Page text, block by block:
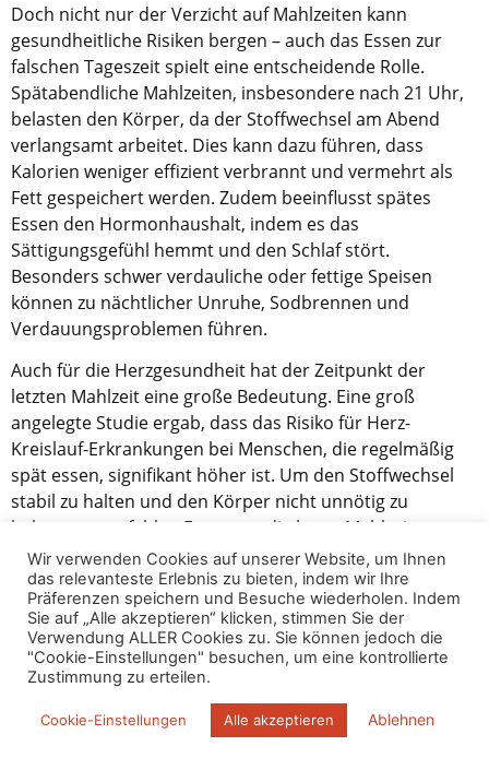
Doch nicht nur der Verzicht auf Mahlzeiten kann
gesundheitliche Risiken bergen – auch das Essen zur
falschen Tageszeit spielt eine entscheidende Rolle.
Spätabendliche Mahlzeiten, insbesondere nach 21 Uhr,
belasten den Körper, da der Stoffwechsel am Abend
verlangsamt arbeitet. Dies kann dazu führen, dass
Kalorien weniger effizient verbrannt und vermehrt als
Fett gespeichert werden. Zudem beeinflusst spätes
Essen den Hormonhaushalt, indem es das
Sättigungsgefühl hemmt und den Schlaf stört.
Besonders schwer verdauliche oder fettige Speisen
können zu nächtlicher Unruhe, Sodbrennen und
Verdauungsproblemen führen.
Auch für die Herzgesundheit hat der Zeitpunkt der
letzten Mahlzeit eine große Bedeutung. Eine groß
angelegte Studie ergab, dass das Risiko für Herz-
Kreislauf-Erkrankungen bei Menschen, die regelmäßig
spät essen, signifikant höher ist. Um den Stoffwechsel
stabil zu halten und den Körper nicht unnötig zu
belasten, empfehlen Experten, die letzte Mahlzeit
mindestens drei Stunden vor dem Schlafengehen
einzunehmen und auf eine ausgewogene
Nährstoffzufuhr über den Tag hinweg zu achten.
5. Überdimensionierte
Portionen
Essen im Überfluss ist zur Normalität geworden – doch
Wir verwenden Cookies auf unserer Website, um Ihnen
das relevanteste Erlebnis zu bieten, indem wir Ihre
Präferenzen speichern und Besuche wiederholen. Indem
Sie auf „Alle akzeptieren“ klicken, stimmen Sie der
Verwendung ALLER Cookies zu. Sie können jedoch die
"Cookie-Einstellungen" besuchen, um eine kontrollierte
Zustimmung zu erteilen.
Cookie-Einstellungen Alle akzeptieren Ablehnen